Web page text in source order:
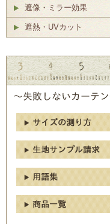
遮像・ミラー効果
遮熱・UVカット